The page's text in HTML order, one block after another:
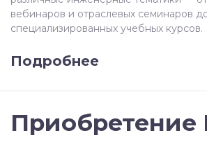
вебинаров и отраслевых семинаров
специализированных учебных курсов.
Подробнее